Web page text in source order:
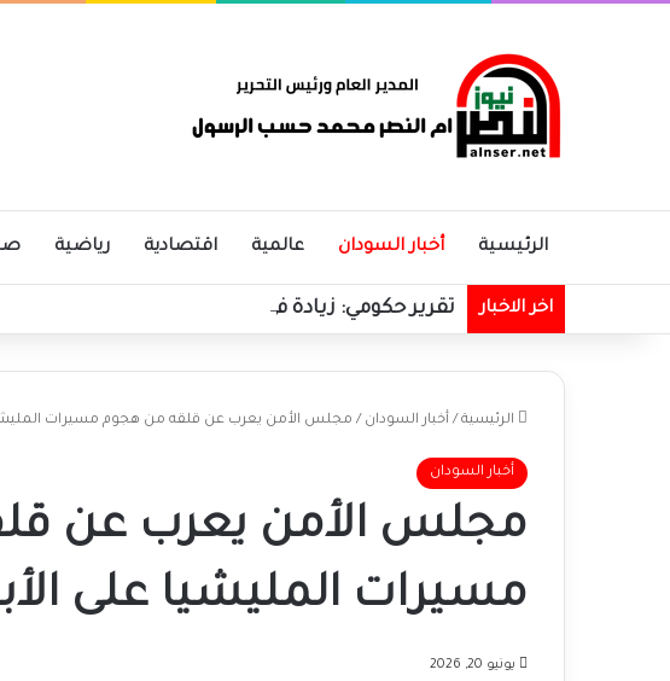
الرئيسية أخبار السودان عالمية اقتصادية رياضية
اخر الاخبار تقرير حكومي: زيادة في الإيرادات الحكومية
الرئيسية / أخبار السودان / مجلس الأمن يعرب عن قلقه من هجوم مسيرات
أخبار السودان
مجلس الأمن يعرب عن
مسيرات المليشيا على
يونيو 20, 2026